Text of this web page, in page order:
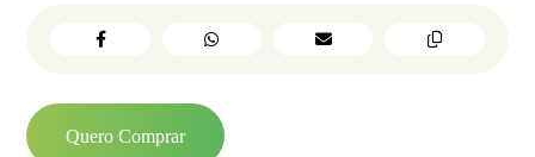
Quero Comprar